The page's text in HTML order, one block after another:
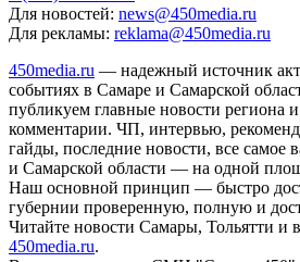
Для новостей: news@450media.ru
Для рекламы: reklama@450media.ru
450media.ru — надежный источник
событиях в Самаре и Самарской
публикуем главные новости региона
комментарии. ЧП, интервью,
гайды, последние новости, все
и Самарской области — на одной
Наш основной принцип — быстро
губернии проверенную, полную и
Читайте новости Самары, Тольятти и
450media.ru.